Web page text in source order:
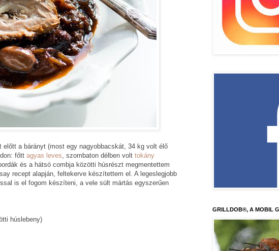
előtt a bárányt (most egy nagyobbacskát, 34 kg volt élő
főtt agyas leves , szombaton délben volt tokány
és a hátsó combja közötti húsrészt megmentettem
recept alapján, feltekerve készítettem el. A legeslegjobb
is el fogom készíteni, a vele sült mártás egyszerűen
húslebeny)
GRILLDOB®, A MOBIL